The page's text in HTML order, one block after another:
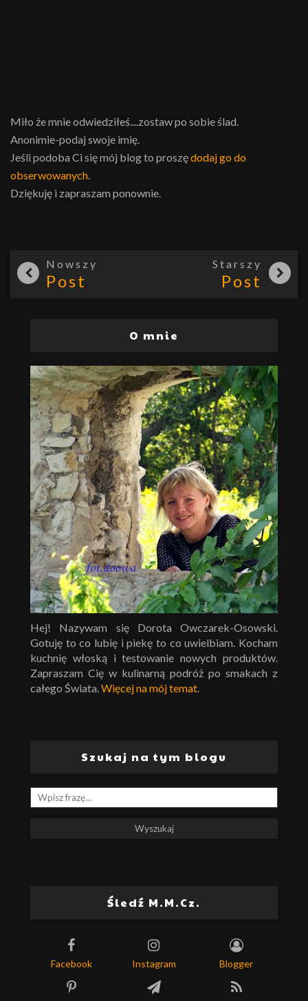
Miło że mnie odwiedziłeś....zostaw po sobie ślad.
Anonimie-podaj swoje imię.
Jeśli podoba Ci się mój blog to proszędodaj go do
obserwowanych.
Dziękuję i zapraszam ponownie.
Nowszy
Post
Starszy
Post
O mnie
Hej! Nazywam się Dorota Owczarek-Osowski.
Gotuję to co lubię i piekę to co uwielbiam. Kocham
kuchnię włoską i testowanie nowych produktów.
Zapraszam Cię w kulinarną podróż po smakach z
całego Świata.Więcej na mój temat.
Szukaj na tym blogu
Śledź M.M.Cz.
Facebook Instagram Blogger